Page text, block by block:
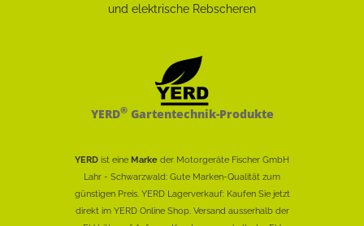
YERD®Gartentechnik-Produkte
YERD ist eine Marke der Motorgeräte Fischer GmbH
Lahr - Schwarzwald: Gute Marken-Qualität zum
günstigen Preis. YERD Lagerverkauf: Kaufen Sie jetzt
direkt im YERD Online Shop. Versand ausserhalb der